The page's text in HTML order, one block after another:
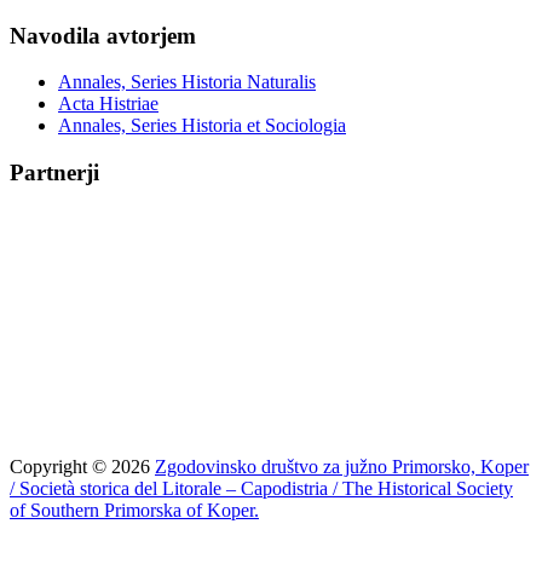
Navodila avtorjem
Annales, Series Historia Naturalis
Acta Histriae
Annales, Series Historia et Sociologia
Partnerji
Copyright © 2026 Zgodovinsko društvo za južno Primorsko, Koper
/ Società storica del Litorale – Capodistria / The Historical Society
of Southern Primorska of Koper.